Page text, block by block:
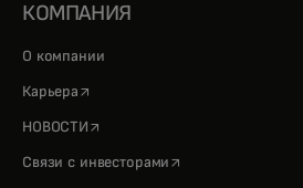
КОМПАНИЯ
О компании
Карьера opens in a new tab
НОВОСТИ opens in a new tab
Связи с инвесторами opens in a new tab